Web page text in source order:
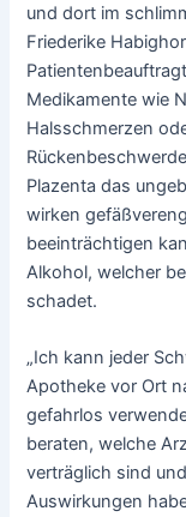
und dort im
Friederike
Medikamente wie
Halsschmerzen
Plazenta das
wirken
beeinträchtigen
Alkohol, welcher
schadet.
„Ich kann jeder
Apotheke vor Ort
gefahrlos
beraten, welche
verträglich sind
Auswirkungen